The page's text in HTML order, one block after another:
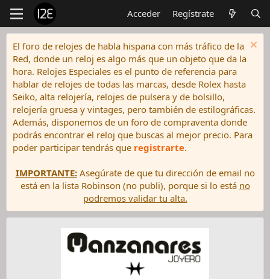
Acceder Regístrate
El foro de relojes de habla hispana con más tráfico de la
Red, donde un reloj es algo más que un objeto que da la
hora. Relojes Especiales es el punto de referencia para
hablar de relojes de todas las marcas, desde Rolex hasta
Seiko, alta relojería, relojes de pulsera y de bolsillo,
relojería gruesa y vintages, pero también de estilográficas.
Además, disponemos de un foro de compraventa donde
podrás encontrar el reloj que buscas al mejor precio. Para
poder participar tendrás que registrarte.
IMPORTANTE:Asegúrate de que tu dirección de email no
está en la lista Robinson (no publi), porque si lo está no
podremos validar tu alta.